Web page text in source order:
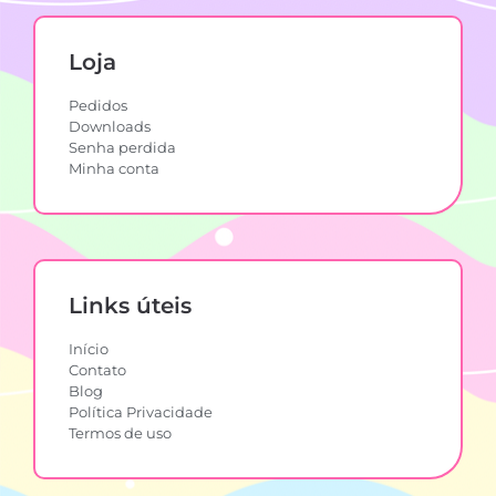
Loja
Pedidos
Downloads
Senha perdida
Minha conta
Links úteis
Início
Contato
Blog
Política Privacidade
Termos de uso